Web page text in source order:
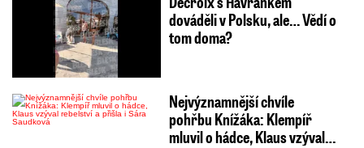
dováděli v Polsku, ale… Vědí o
tom doma?
Nejvýznamnější chvíle
pohřbu Knížáka: Klempíř
mluvil o hádce, Klaus vzýval…